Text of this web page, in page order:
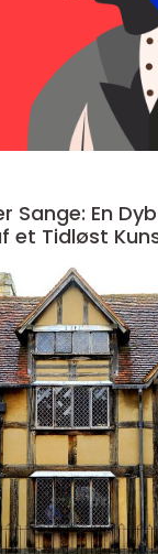
Sange: En
et Tidløst